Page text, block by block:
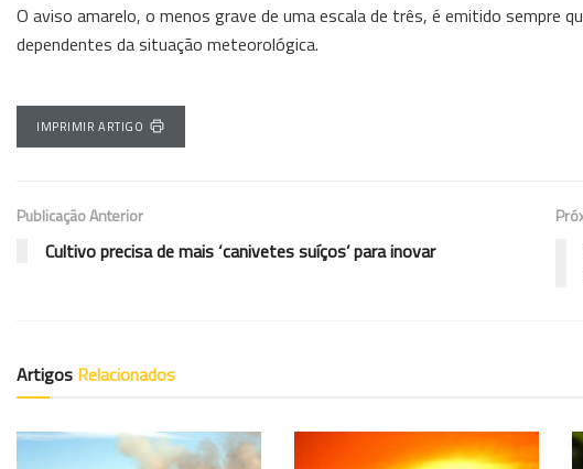
O aviso amarelo, o menos grave de uma escala de três, é emitido sempre
dependentes da situação meteorológica.
IMPRIMIR ARTIGO
Publicação Anterior
Cultivo precisa de mais ‘canivetes suíços’ para inovar
Artigos Relacionados